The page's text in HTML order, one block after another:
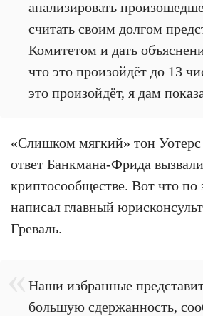
анализировать
считать своим долгом
Комитетом и дать
что это произойдёт до 13
это произойдёт, я дам
«Слишком мягкий» тон
ответ Банкмана-Фрида
криптосообществе. Вот что по
написал главный
Греваль.
Наши избранные
большую сдержанность,